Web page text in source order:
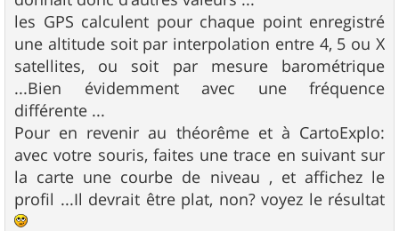
les GPS calculent pour chaque point enregistré
une altitude soit par interpolation entre 4, 5 ou X
satellites, ou soit par mesure barométrique
...Bien évidemment avec une fréquence
différente ...
Pour en revenir au théorême et à CartoExplo:
avec votre souris, faites une trace en suivant sur
la carte une courbe de niveau , et affichez le
profil ...Il devrait être plat, non? voyez le résultat